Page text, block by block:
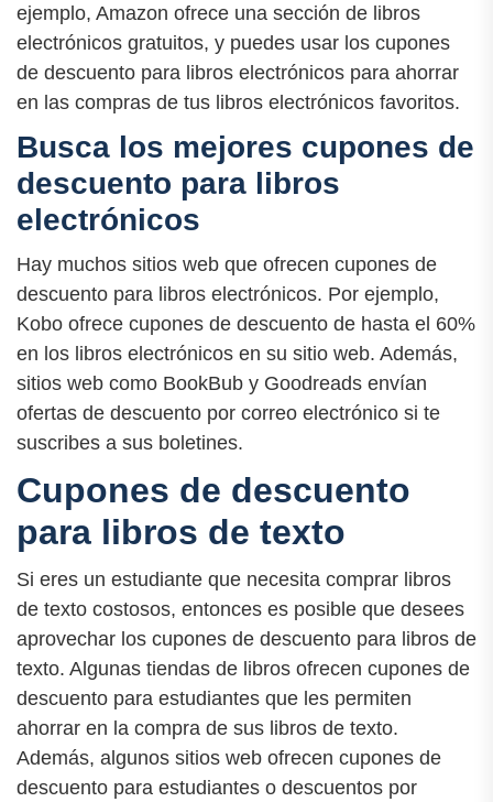
ejemplo, Amazon ofrece una sección de libros
electrónicos gratuitos, y puedes usar los cupones
de descuento para libros electrónicos para ahorrar
en las compras de tus libros electrónicos favoritos.
Busca los mejores cupones de
descuento para libros
electrónicos
Hay muchos sitios web que ofrecen cupones de
descuento para libros electrónicos. Por ejemplo,
Kobo ofrece cupones de descuento de hasta el 60%
en los libros electrónicos en su sitio web. Además,
sitios web como BookBub y Goodreads envían
ofertas de descuento por correo electrónico si te
suscribes a sus boletines.
Cupones de descuento
para libros de texto
Si eres un estudiante que necesita comprar libros
de texto costosos, entonces es posible que desees
aprovechar los cupones de descuento para libros de
texto. Algunas tiendas de libros ofrecen cupones de
descuento para estudiantes que les permiten
ahorrar en la compra de sus libros de texto.
Además, algunos sitios web ofrecen cupones de
descuento para estudiantes o descuentos por